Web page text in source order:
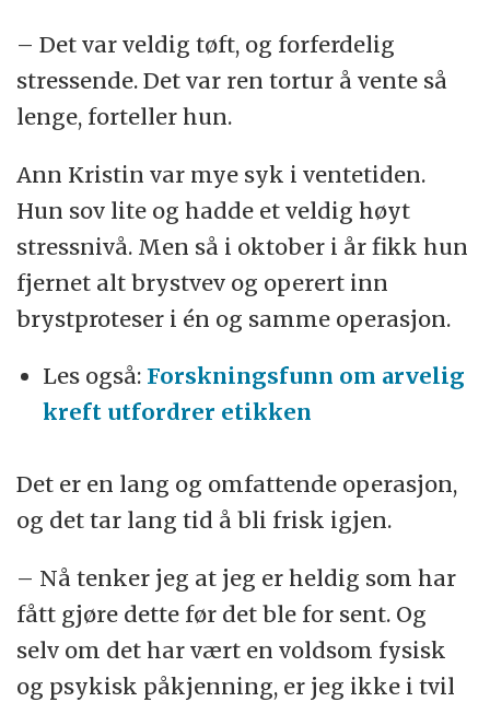
– Det var veldig tøft, og forferdelig
stressende. Det var ren tortur å vente så
lenge, forteller hun.
Ann Kristin var mye syk i ventetiden.
Hun sov lite og hadde et veldig høyt
stressnivå. Men så i oktober i år fikk hun
fjernet alt brystvev og operert inn
brystproteser i én og samme operasjon.
Les også:Forskningsfunn om arvelig
kreft utfordrer etikken
Det er en lang og omfattende operasjon,
og det tar lang tid å bli frisk igjen.
– Nå tenker jeg at jeg er heldig som har
fått gjøre dette før det ble for sent. Og
selv om det har vært en voldsom fysisk
og psykisk påkjenning, er jeg ikke i tvil